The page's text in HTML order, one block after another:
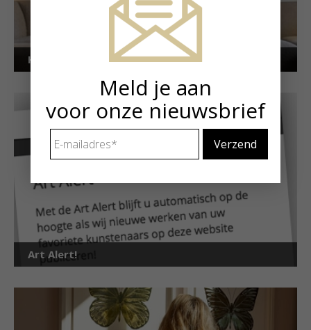
Kunstuitleen voor particulieren
Art Alert!
Meld je aan
voor onze nieuwsbrief
mailadres *